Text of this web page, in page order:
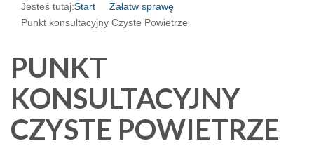
Jesteś tutaj:Start
Załatw sprawę
Punkt konsultacyjny Czyste Powietrze
PUNKT
KONSULTACYJNY
CZYSTE POWIETRZE